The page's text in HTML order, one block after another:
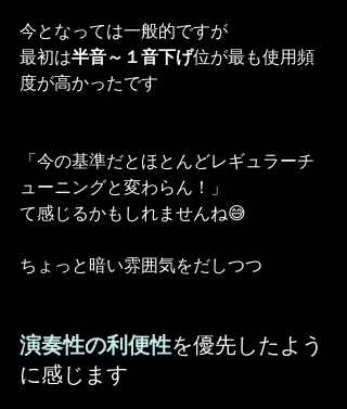
今となっては一般的ですが
最初は半音～１音下げ位が最も使用頻
度が高かったです
「今の基準だとほとんどレギュラーチ
ューニングと変わらん！」
て感じるかもしれませんね😅
ちょっと暗い雰囲気をだしつつ
演奏性の利便性を優先したよう
に感じます